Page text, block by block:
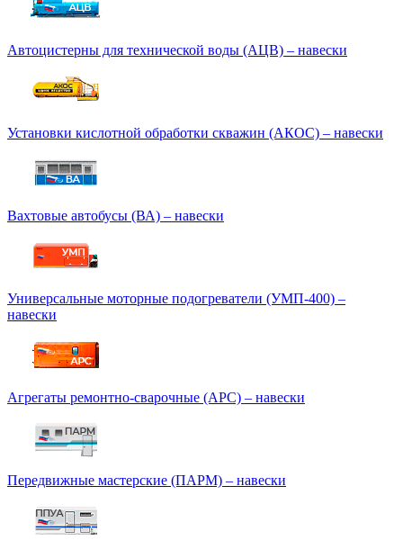
Автоцистерны для технической воды (АЦВ) – навески
Установки кислотной обработки скважин (АКОС) – навески
Вахтовые автобусы (ВА) – навески
Универсальные моторные подогреватели (УМП-400) –
навески
Агрегаты ремонтно-сварочные (АРС) – навески
Передвижные мастерские (ПАРМ) – навески